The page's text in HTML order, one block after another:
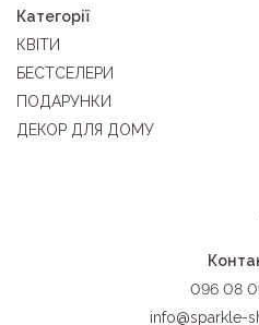
Категорії
КВІТИ
БЕСТСЕЛЕРИ
ПОДАРУНКИ
ДЕКОР ДЛЯ ДОМУ
096 08
info@sparkle-